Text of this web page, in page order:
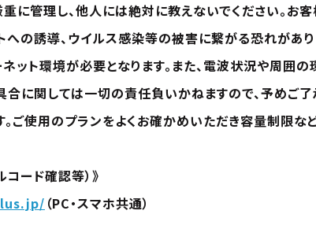
に管理し、他人には絶対に教えないでください。
への誘導、ウイルス感染等の被害に繋がる恐れがあり
ット環境が必要となります。また、電波状況や周囲
に関しては一切の責任負いかねますので、予めご了
ご使用のプランをよくお確かめいただき容量制限な
ード確認等）》
（PC・スマホ共通）